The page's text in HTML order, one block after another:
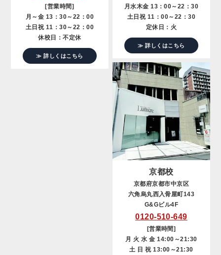
[営業時間]
月～金 13：30～22：00
土日祝 11：30～22：00
休校日：不定休
≫ 詳しくはこちら
月水木金 13：00～22：30
土日祝 11：00～22：30
定休日：火
≫ 詳しくはこちら
京都校
京都府京都市中京区
六角烏丸西入骨屋町143
G&Gビル4F
0120-510-649
[営業時間]
月 火 水 金 14:00～21:30
土 日 祝 13:00～21:30